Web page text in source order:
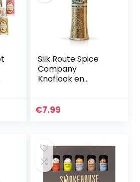
Silk Route Spice
Company
Knoflook en
€7.99